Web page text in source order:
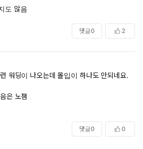
도 않음
댓글0 2
워딩이 나오는데 몰입이 하나도 안되네요.
은 노잼
댓글0 0